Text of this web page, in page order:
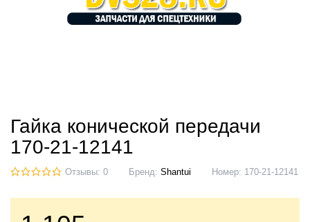
Гайка конической передачи
170-21-12141
Отзывы: 0 Бренд: Shantui Номер: 170-21-12141